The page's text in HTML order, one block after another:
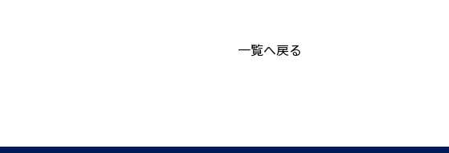
一覧へ戻る